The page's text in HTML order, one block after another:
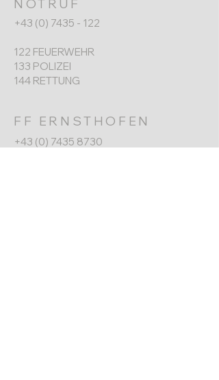
NOTRUF
+43 (0) 7435 - 122
122 FEUERWEHR
133 POLIZEI
144 RETTUNG
FF ERNSTHOFEN
+43 (0) 7435 8730